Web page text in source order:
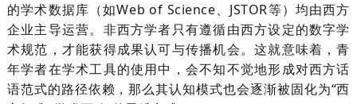
的学术数据库（如Web of Science、 JSTOR等）均由西方
企业主导运营。非西方学者只有遵循由西方设定的数字学
术规范，才能获得成果认可与传播机会。这就意味着，青
年学者在学术工具的使用中，会不知不觉地形成对西方话
语范式的路径依赖，那么其认知模式也会逐渐被固化为“西